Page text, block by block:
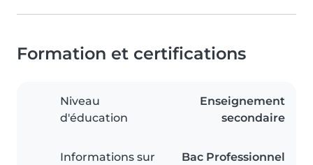
Formation et certifications
Niveau
d'éducation
Enseignement
secondaire
Informations sur
Bac Professionnel